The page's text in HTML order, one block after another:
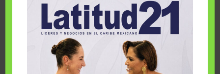
Cuando la solidaridad inspira; cumplen
sueños Fairmont Mayakoba y Make-A-Wish